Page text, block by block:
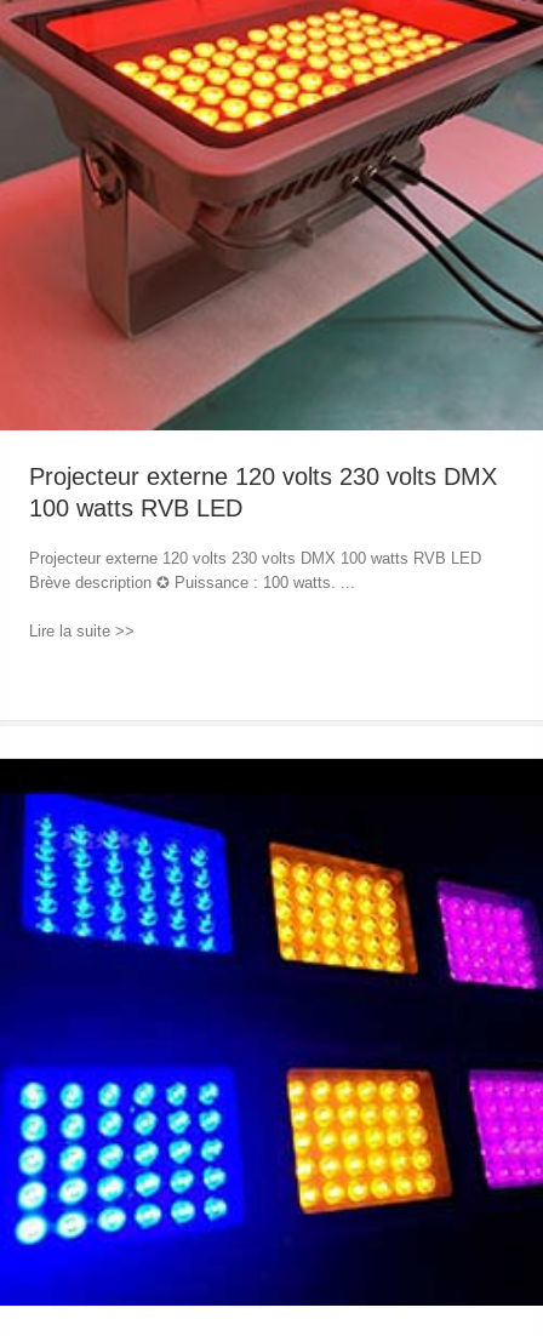
Projecteur externe 120 volts 230 volts DMX
100 watts RVB LED
Projecteur externe 120 volts 230 volts DMX 100 watts RVB LED
Brève description ✪ Puissance : 100 watts. ...
Lire la suite >>